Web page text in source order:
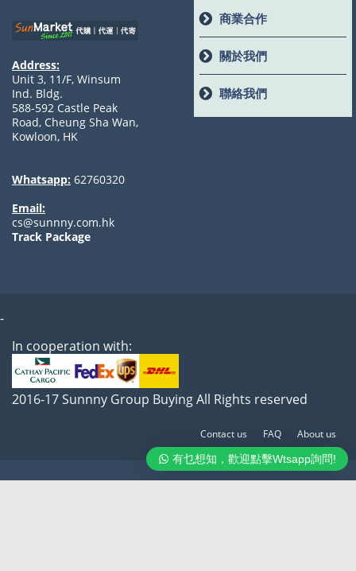
有乜想知，歡迎點擊Wtsapp詢問!
Address:
Unit 3, 11/F, Winsum
Ind. Bldg.
588-592 Castle Peak
Road, Cheung Sha Wan,
Kowloon, HK
Whatsapp: 62760320
Email:
cs@sunnny.com.hk
Track Package
商業合作
關於我們
聯絡我們
-
In cooperation with:
2016-17 Sunnny Group Buying All Rights reserved
Contact us FAQ About us